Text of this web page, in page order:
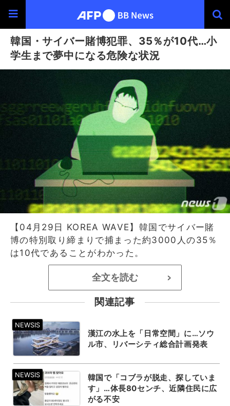
韓国・サイバー賭博犯罪、35％が10代…小
学生まで夢中になる危険な状況
【04月29日 KOREA WAVE】韓国でサイバー賭
博の特別取り締まりで捕まった約3000人の35％
は10代であることがわかった。
全文を読む >
関連記事
漢江の水上を「日常空間」に…ソウ
ル市、リバーシティ総合計画発表
韓国で「コブラが脱走、探していま
す」…体長80センチ、近隣住民に広
がる不安